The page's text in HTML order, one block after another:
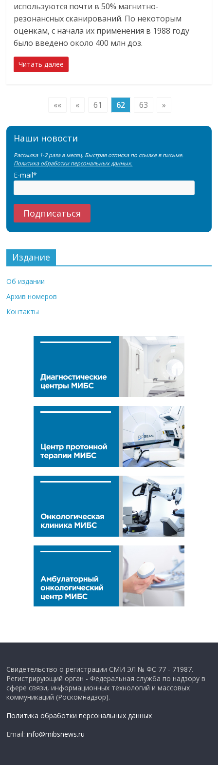
используются почти в 50% магнитно-
резонансных сканирований. По некоторым
оценкам, с начала их применения в 1988 году
было введено около 400 млн доз.
Читать далее
«« « 61 62 63 »
Наши новости
Рассылка 1-2 раза в месяц. Быстрая отписка по ссылке в письме.
Политика обработки персональных данных.
E-mail*
Издание
Об издании
Архив номеров
Контакты
Свидетельство о регистрации СМИ ЭЛ № ФС 77 - 71987.
Регистрирующий орган - Федеральная служба по надзору в
сфере связи, информационных технологий и массовых
коммуникаций (Роскомнадзор).
Политика обработки персональных данных
Email:info@mibsnews.ru